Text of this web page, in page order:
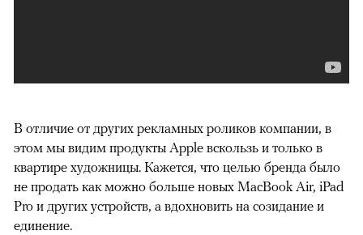
В отличие от других рекламных роликов компании, в
этом мы видим продукты Apple вскользь и только в
квартире художницы. Кажется, что целью бренда было
не продать как можно больше новых MacBook Air, iPad
Pro и других устройств, а вдохновить на созидание и
единение.